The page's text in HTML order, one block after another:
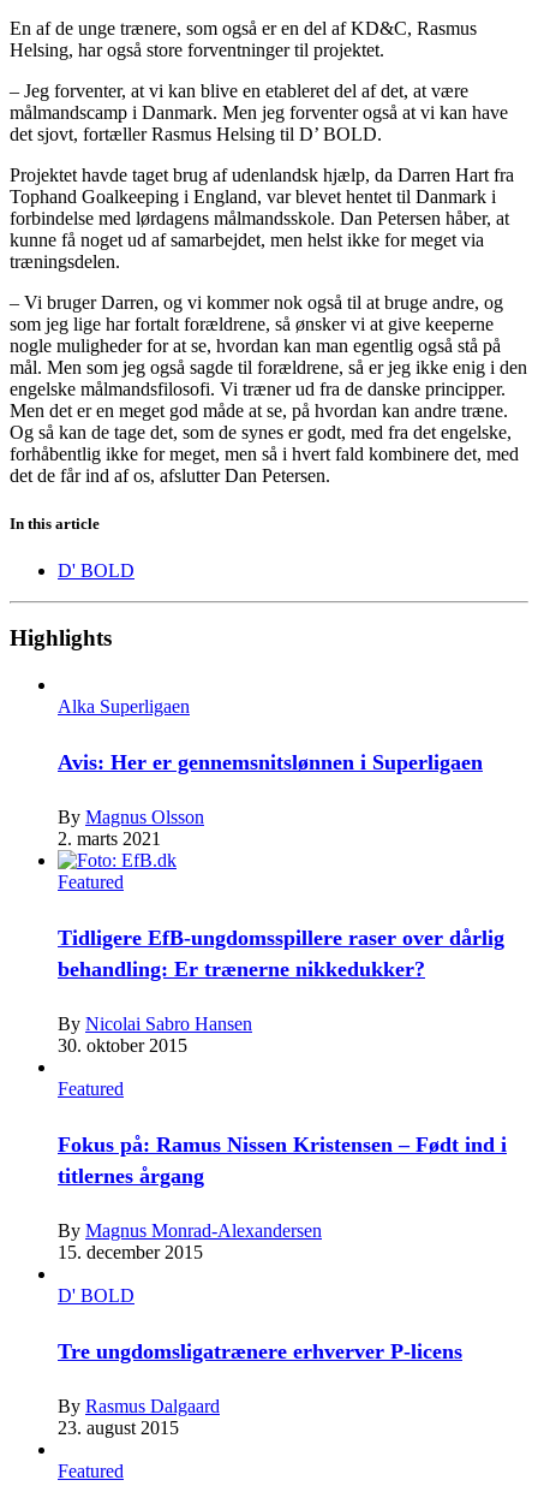
En af de unge trænere, som også er en del af KD&C, Rasmus
Helsing, har også store forventninger til projektet.
– Jeg forventer, at vi kan blive en etableret del af det, at være
målmandscamp i Danmark. Men jeg forventer også at vi kan have
det sjovt, fortæller Rasmus Helsing til D’ BOLD.
Projektet havde taget brug af udenlandsk hjælp, da Darren Hart fra
Tophand Goalkeeping i England, var blevet hentet til Danmark i
forbindelse med lørdagens målmandsskole. Dan Petersen håber, at
kunne få noget ud af samarbejdet, men helst ikke for meget via
træningsdelen.
– Vi bruger Darren, og vi kommer nok også til at bruge andre, og
som jeg lige har fortalt forældrene, så ønsker vi at give keeperne
nogle muligheder for at se, hvordan kan man egentlig også stå på
mål. Men som jeg også sagde til forældrene, så er jeg ikke enig i den
engelske målmandsfilosofi. Vi træner ud fra de danske principper.
Men det er en meget god måde at se, på hvordan kan andre træne.
Og så kan de tage det, som de synes er godt, med fra det engelske,
forhåbentlig ikke for meget, men så i hvert fald kombinere det, med
det de får ind af os, afslutter Dan Petersen.
In this article
D' BOLD
Highlights
Alka Superligaen
Avis: Her er gennemsnitslønnen i Superligaen
By Magnus Olsson
2. marts 2021
Featured
Tidligere EfB-ungdomsspillere raser over dårlig
behandling: Er trænerne nikkedukker?
By Nicolai Sabro Hansen
30. oktober 2015
Featured
Fokus på: Ramus Nissen Kristensen – Født ind i
titlernes årgang
By Magnus Monrad-Alexandersen
15. december 2015
D' BOLD
Tre ungdomsligatrænere erhverver P-licens
By Rasmus Dalgaard
23. august 2015
Featured